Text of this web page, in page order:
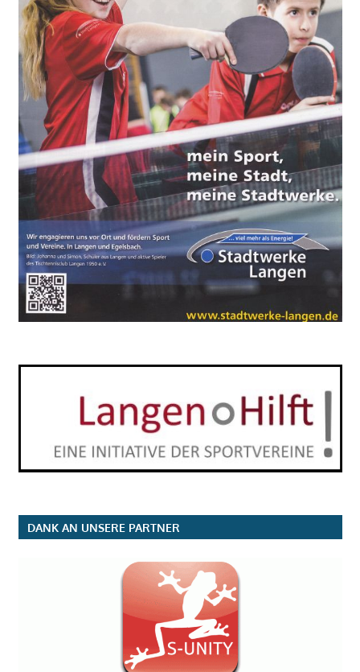
DANK AN UNSERE PARTNER